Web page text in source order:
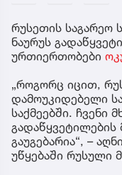
რუსეთის საგარეო
ნაურუს
ურთიერთობები
„როგორც იცით,
დამოუკიდებელი
საქმეებში. ჩვენი
გადაწყვეტილების
გაუგებარია“, –
უწყებაში რუსული